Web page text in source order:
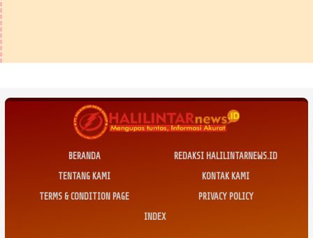
BERANDA
REDAKSI HALILINTARNEWS.ID
TENTANG KAMI
KONTAK KAMI
TERMS & CONDITION PAGE
PRIVACY POLICY
INDEX